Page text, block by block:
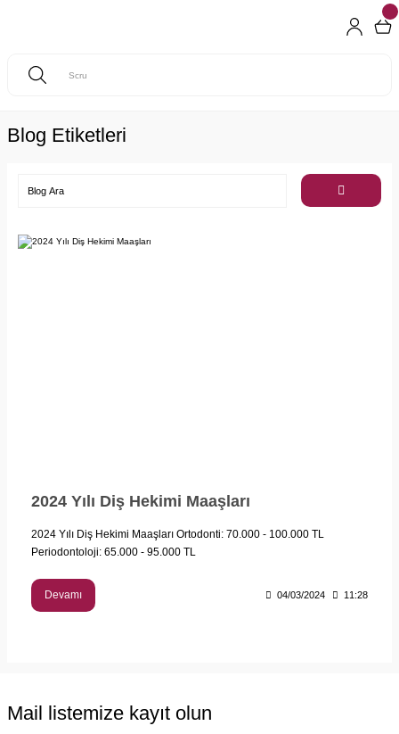
Blog Etiketleri
2024 Yılı Diş Hekimi Maaşları
2024 Yılı Diş Hekimi Maaşları Ortodonti: 70.000 - 100.000 TL
Periodontoloji: 65.000 - 95.000 TL
Devamı 04/03/2024 11:28
Mail listemize kayıt olun